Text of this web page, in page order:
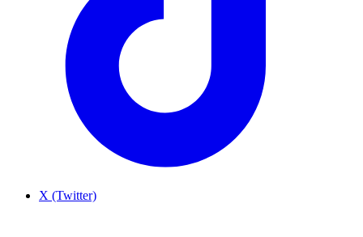
X (Twitter)